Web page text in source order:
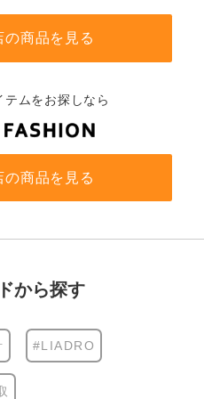
商品を見る
ムをお探しなら
商品を見る
から探す
#LIADRO